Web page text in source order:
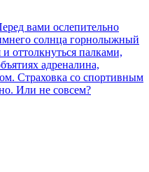
вами ослепительно
солнца горнолыжный
оттолкнуться палками,
адреналина,
Страховка со спортивным
Или не совсем?